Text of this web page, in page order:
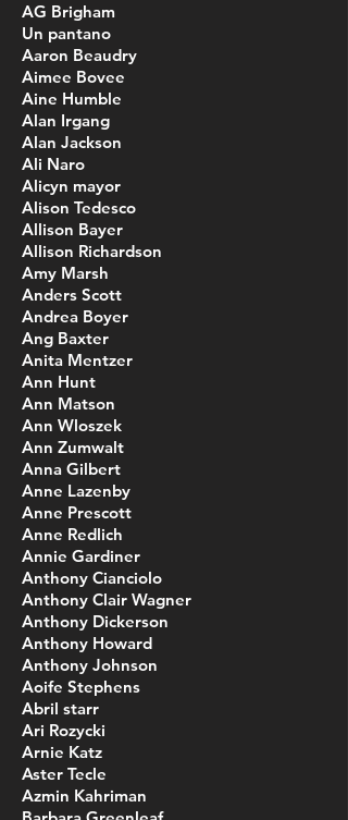
AG Brigham
Un pantano
Aaron Beaudry
Aimee Bovee
Aine Humble
Alan Irgang
Alan Jackson
Ali Naro
Alicyn mayor
Alison Tedesco
Allison Bayer
Allison Richardson
Amy Marsh
Anders Scott
Andrea Boyer
Ang Baxter
Anita Mentzer
Ann Hunt
Ann Matson
Ann Wloszek
Ann Zumwalt
Anna Gilbert
Anne Lazenby
Anne Prescott
Anne Redlich
Annie Gardiner
Anthony Cianciolo
Anthony Clair Wagner
Anthony Dickerson
Anthony Howard
Anthony Johnson
Aoife Stephens
Abril starr
Ari Rozycki
Arnie Katz
Aster Tecle
Azmin Kahriman